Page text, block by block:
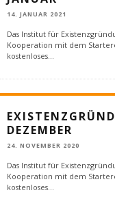
14. JANUAR 2021
Das Institut für
Kooperation mit dem
kostenloses...
DEZEMBER
24. NOVEMBER 2020
Das Institut für
Kooperation mit dem
kostenloses...